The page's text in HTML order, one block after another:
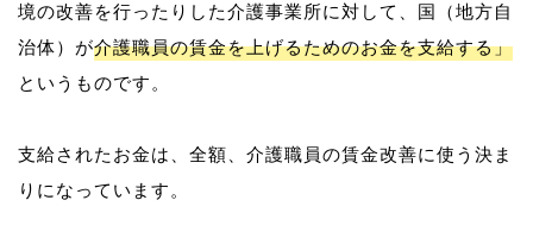
境の改善を行ったりした介護事業所に対して、国（地方自
治体）が介護職員の賃金を上げるためのお金を支給する」
というものです。
支給されたお金は、全額、介護職員の賃金改善に使う決ま
りになっています。